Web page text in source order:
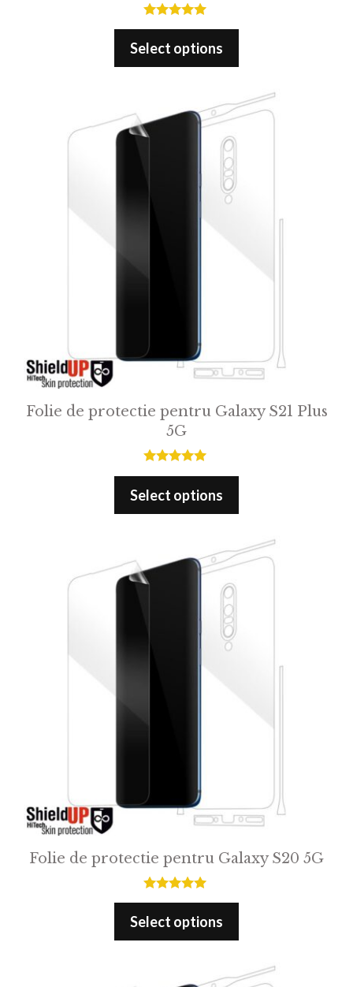
5.00
Select options
Folie de protectie pentru Galaxy S21 Plus
5G
5.00
Select options
Folie de protectie pentru Galaxy S20 5G
5.00
Select options